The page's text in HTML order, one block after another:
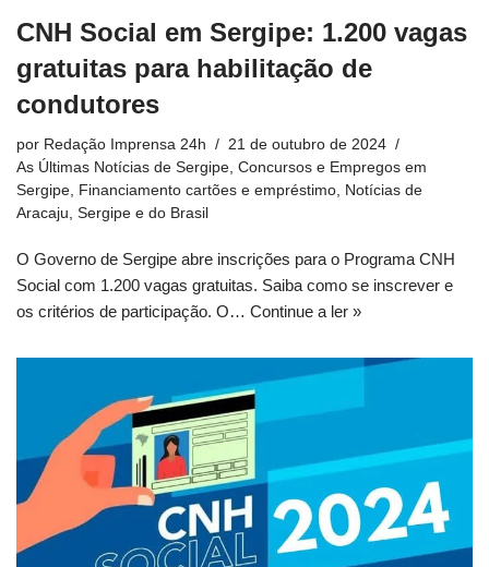
CNH Social em Sergipe: 1.200 vagas
gratuitas para habilitação de
condutores
por Redação Imprensa 24h
21 de outubro de 2024
As Últimas Notícias de Sergipe Concursos e Empregos em
Sergipe
Financiamento cartões e empréstimo
Notícias de
Aracaju, Sergipe e do Brasil
O Governo de Sergipe abre inscrições para o Programa CNH
Social com 1.200 vagas gratuitas. Saiba como se inscrever e
os critérios de participação. O… Continue a ler »